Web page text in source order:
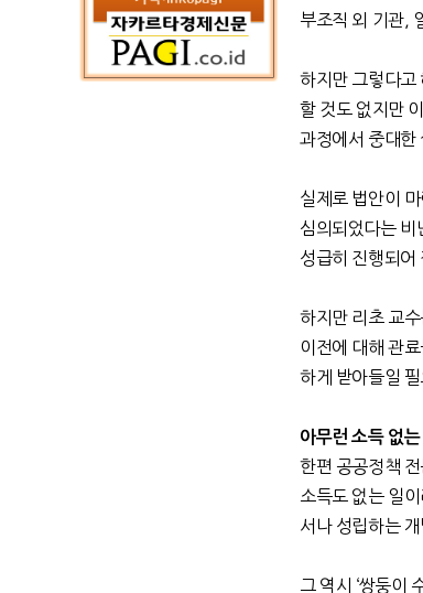
부조직 외 기관,
하지만 그렇다고
할 것도 없지만
과정에서 중대한
실제로 법안이
심의되었다는 비
성급히 진행되어
하지만 리초 교
이전에 대해 관
하게 받아들일
아무런 소득 없
한편 공공정책
소득도 없는 일
서나 성립하는
그 역시 ‘쌍둥이